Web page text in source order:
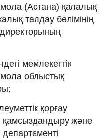
(Астана) қалалық
талдау бөлімінің
мемлекеттік
облыстық
қорғау
қамсыздандыру және